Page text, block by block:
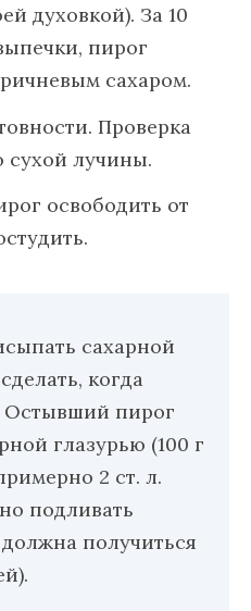
духовкой). За 10
пирог
сахаром.
Проверка
сухой лучины.
освободить от
сахарной
когда
Остывший пирог
глазурью (100 г
2 ст. л.
подливать
получиться